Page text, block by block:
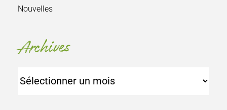
Nouvelles
Archives